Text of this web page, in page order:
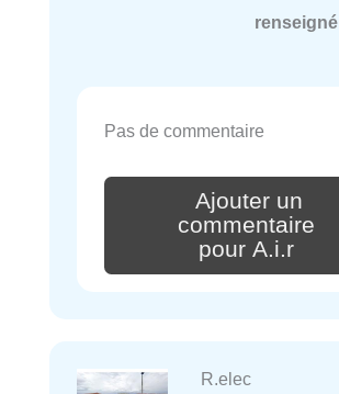
renseigné
Pas de commentaire
Ajouter un
commentaire
pour A.i.r
R.elec